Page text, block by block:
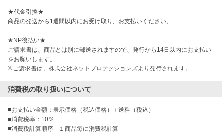
★代金引換★
商品の発送から1週間以内にお受け取り、お支払いください。
★NP後払い★
ご請求書は、商品とは別に郵送されますので、発行から14日以内にお支払い
をお願いします。
※ご請求書は、株式会社ネットプロテクションズより発行されます。
消費税の取り扱いについて
■お支払い金額：表示価格（税込価格）＋送料（税込）
■消費税率：10％
■消費税計算順序：１商品毎に消費税計算